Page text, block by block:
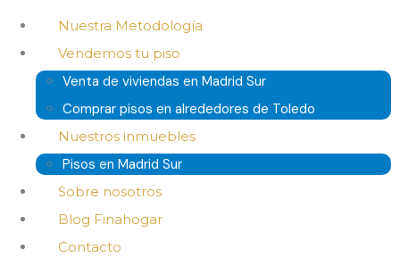
Nuestra Metodología
Vendemos tu piso
Venta de viviendas en Madrid Sur
Comprar pisos en alrededores de Toledo
Nuestros inmuebles
Pisos en Madrid Sur
Sobre nosotros
Blog Finahogar
Contacto